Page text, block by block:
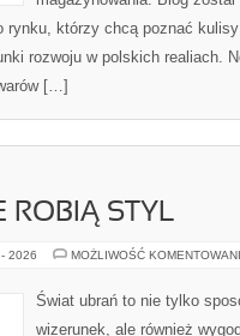
którzy chcą poznać
rozwoju w polskich realiach.
[…]
ROBIĄ STYL
2026 MOŻLIWOŚĆ
Świat ubrań to nie tylko
wizerunek, ale również